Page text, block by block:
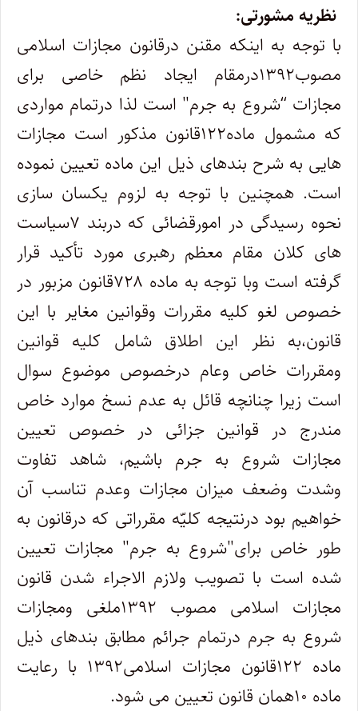
نظریه مشورتی:
با توجه به اینکه مقنن درقانون مجازات اسلامی
مصوب۱۳۹۲درمقام ایجاد نظم خاصی برای
مجازات “شروع به جرم" است لذا درتمام مواردی
که مشمول ماده۱۲۲قانون مذکور است مجازات
هایی به شرح بندهای ذیل این ماده تعیین نموده
است. همچنین با توجه به لزوم یکسان سازی
نحوه رسیدگی در امورقضائی که دربند ۷سیاست
های کلان مقام معظم رهبری مورد تأکید قرار
گرفته است وبا توجه به ماده ۷۲۸قانون مزبور در
خصوص لغو کلیه مقررات وقوانین مغایر با این
قانون،‌به نظر این اطلاق شامل کلیه قوانین
ومقررات خاص وعام درخصوص موضوع سوال
است زیرا چنانچه قائل به عدم نسخ موارد خاص
مندرج در قوانین جزائی در خصوص تعیین
مجازات شروع به جرم باشیم، شاهد تفاوت
وشدت وضعف میزان مجازات وعدم تناسب آن
خواهیم بود درنتیجه کلیّه مقرراتی که درقانون به
طور خاص برای"شروع به جرم" مجازات تعیین
شده است با تصویب ولازم الاجراء شدن قانون
مجازات اسلامی مصوب ۱۳۹۲ملغی ومجازات
شروع به جرم درتمام جرائم مطابق بندهای ذیل
ماده ۱۲۲قانون مجازات اسلامی۱۳۹۲ با رعایت
ماده ۱۰همان قانون تعیین می شود.